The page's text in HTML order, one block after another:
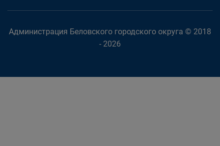
Администрация Беловского городского округа © 2018
- 2026